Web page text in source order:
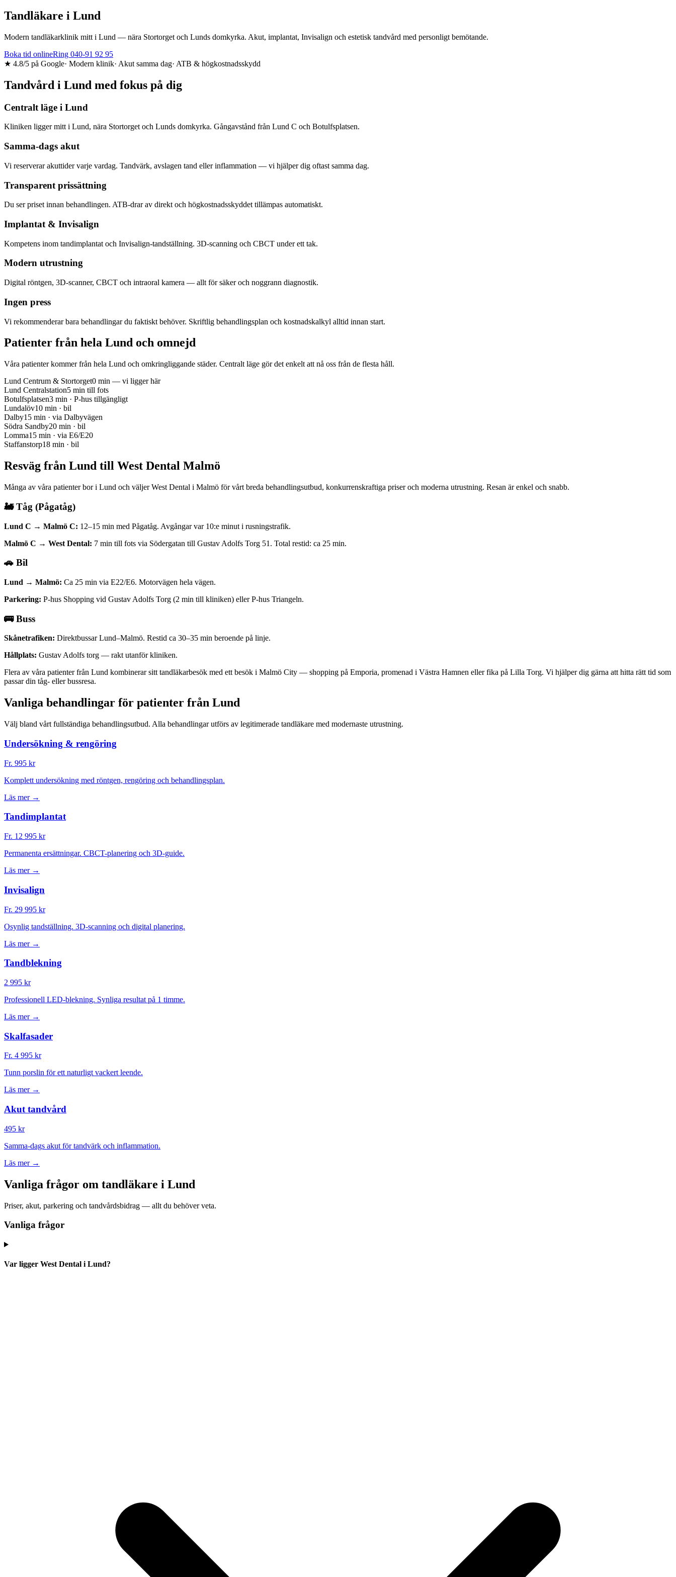
Tandläkare i Lund
Modern tandläkarklinik mitt i Lund — nära Stortorget och Lunds domkyrka. Akut, implantat, Invisalign och estetisk tandvård med personligt bemötande.
Boka tid onlineRing 040-91 92 95
★ 4.8/5 på Google· Modern klinik· Akut samma dag· ATB & högkostnadsskydd
Tandvård i Lund med fokus på dig
Centralt läge i Lund
Kliniken ligger mitt i Lund, nära Stortorget och Lunds domkyrka. Gångavstånd från Lund C och Botulfsplatsen.
Samma-dags akut
Vi reserverar akuttider varje vardag. Tandvärk, avslagen tand eller inflammation — vi hjälper dig oftast samma dag.
Transparent prissättning
Du ser priset innan behandlingen. ATB-drar av direkt och högkostnadsskyddet tillämpas automatiskt.
Implantat & Invisalign
Kompetens inom tandimplantat och Invisalign-tandställning. 3D-scanning och CBCT under ett tak.
Modern utrustning
Digital röntgen, 3D-scanner, CBCT och intraoral kamera — allt för säker och noggrann diagnostik.
Ingen press
Vi rekommenderar bara behandlingar du faktiskt behöver. Skriftlig behandlingsplan och kostnadskalkyl alltid innan start.
Patienter från hela Lund och omnejd
Våra patienter kommer från hela Lund och omkringliggande städer. Centralt läge gör det enkelt att nå oss från de flesta håll.
Lund Centrum & Stortorget0 min — vi ligger här
Lund Centralstation5 min till fots
Botulfsplatsen3 min · P-hus tillgängligt
Lundalöv10 min · bil
Dalby15 min · via Dalbyvägen
Södra Sandby20 min · bil
Lomma15 min · via E6/E20
Staffanstorp18 min · bil
Resväg från Lund till West Dental Malmö
Många av våra patienter bor i Lund och väljer West Dental i Malmö för vårt breda behandlingsutbud, konkurrenskraftiga priser och moderna utrustning. Resan är enkel och snabb.
🚂 Tåg (Pågatåg)
Lund C → Malmö C: 12–15 min med Pågatåg. Avgångar var 10:e minut i rusningstrafik.
Malmö C → West Dental: 7 min till fots via Södergatan till Gustav Adolfs Torg 51. Total restid: ca 25 min.
🚗 Bil
Lund → Malmö: Ca 25 min via E22/E6. Motorvägen hela vägen.
Parkering: P-hus Shopping vid Gustav Adolfs Torg (2 min till kliniken) eller P-hus Triangeln.
🚌 Buss
Skånetrafiken: Direktbussar Lund–Malmö. Restid ca 30–35 min beroende på linje.
Hållplats: Gustav Adolfs torg — rakt utanför kliniken.
Flera av våra patienter från Lund kombinerar sitt tandläkarbesök med ett besök i Malmö City — shopping på Emporia, promenad i Västra Hamnen eller fika på Lilla Torg. Vi hjälper dig gärna att hitta rätt tid som
passar din tåg- eller bussresa.
Vanliga behandlingar för patienter från Lund
Välj bland vårt fullständiga behandlingsutbud. Alla behandlingar utförs av legitimerade tandläkare med modernaste utrustning.
Undersökning & rengöring
Fr. 995 kr
Komplett undersökning med röntgen, rengöring och behandlingsplan.
Läs mer →
Tandimplantat
Fr. 12 995 kr
Permanenta ersättningar. CBCT-planering och 3D-guide.
Läs mer →
Invisalign
Fr. 29 995 kr
Osynlig tandställning. 3D-scanning och digital planering.
Läs mer →
Tandblekning
2 995 kr
Professionell LED-blekning. Synliga resultat på 1 timme.
Läs mer →
Skalfasader
Fr. 4 995 kr
Tunn porslin för ett naturligt vackert leende.
Läs mer →
Akut tandvård
495 kr
Samma-dags akut för tandvärk och inflammation.
Läs mer →
Vanliga frågor om tandläkare i Lund
Priser, akut, parkering och tandvårdsbidrag — allt du behöver veta.
Vanliga frågor
Var ligger West Dental i Lund?